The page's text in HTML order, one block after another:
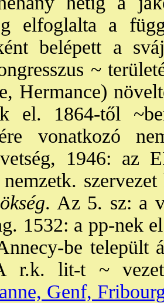
elfoglalta a
belépett a
~
Hermance)
el. 1864-től
vonatkozó
1946: az
nemzetk.
. Az 5. sz: a
1532: a pp-nek
be települt
r.k. lit-t ~
Genf,